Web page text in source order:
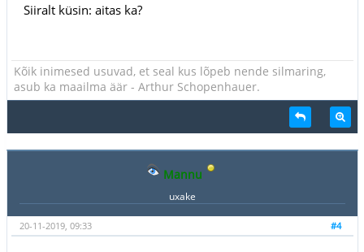
Siiralt küsin: aitas ka?
Kõik inimesed usuvad, et seal kus lõpeb nende silmaring,
asub ka maailma äär - Arthur Schopenhauer.
Mannu
uxake
#4
20-11-2019, 09:33